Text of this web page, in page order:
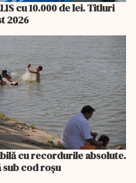
cu 10.000 de lei. Titluri
2026
cu recordurile absolute.
cod roșu